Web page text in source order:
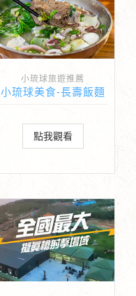
小琉球旅遊推薦
小琉球美食-長壽飯麵
點我觀看